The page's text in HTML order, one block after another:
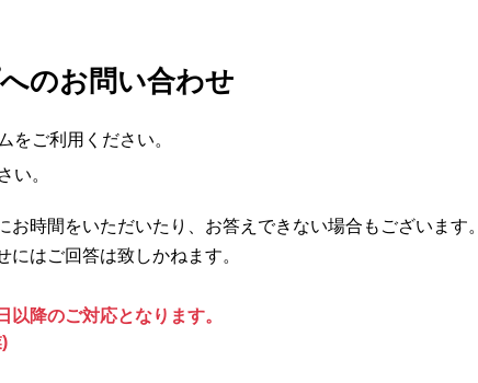
のお問い合わせ
をご利用ください。
い。
時間をいただいたり、お答えできない場合もございます。
はご回答は致しかねます。
降のご対応となります。